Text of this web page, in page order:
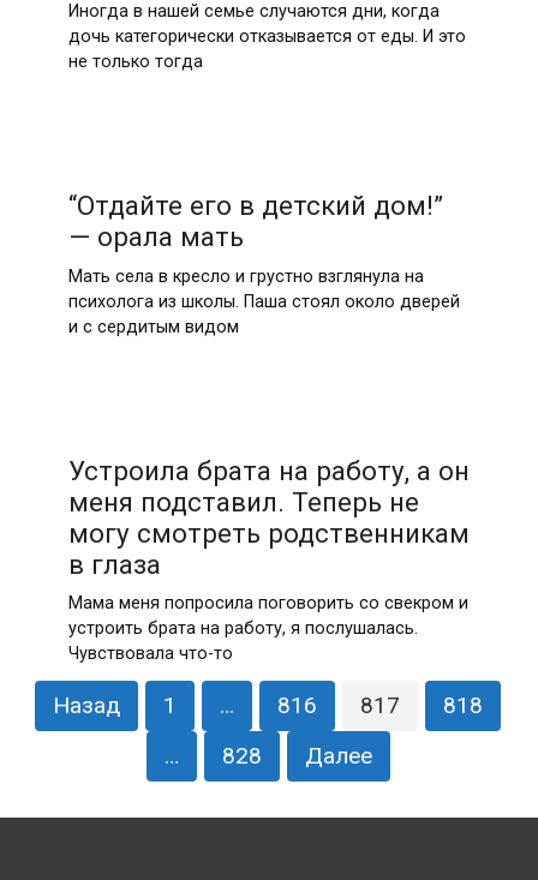
Иногда в нашей семье случаются дни, когда
дочь категорически отказывается от еды. И это
не только тогда
“Отдайте его в детский дом!”
— орала мать
Мать села в кресло и грустно взглянула на
психолога из школы. Паша стоял около дверей
и с сердитым видом
Устроила брата на работу, а он
меня подставил. Теперь не
могу смотреть родственникам
в глаза
Мама меня попросила поговорить со свекром и
устроить брата на работу, я послушалась.
Чувствовала что-то
Пагинация
Назад 1 … 816 817
818
…
828 Далее